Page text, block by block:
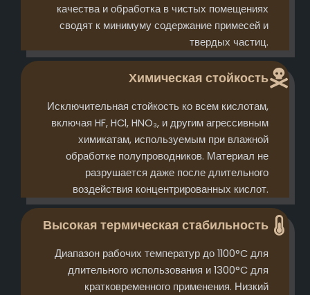
качества и обработка в чистых помещениях
сводят к минимуму содержание примесей и
твердых частиц.
Химическая стойкость
Исключительная стойкость ко всем кислотам,
включая HF, HCl, HNO₃, и другим агрессивным
химикатам, используемым при влажной
обработке полупроводников. Материал не
разрушается даже после длительного
воздействия концентрированных кислот.
Высокая термическая стабильность
Диапазон рабочих температур до 1100°C для
длительного использования и 1300°C для
кратковременного применения. Низкий